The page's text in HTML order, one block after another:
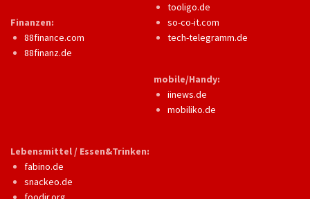
Finanzen:
88finance.com
88finanz.de
tooligo.de
so-co-it.com
tech-telegramm.de
mobile/Handy:
iinews.de
mobiliko.de
Lebensmittel / Essen&Trinken:
fabino.de
snackeo.de